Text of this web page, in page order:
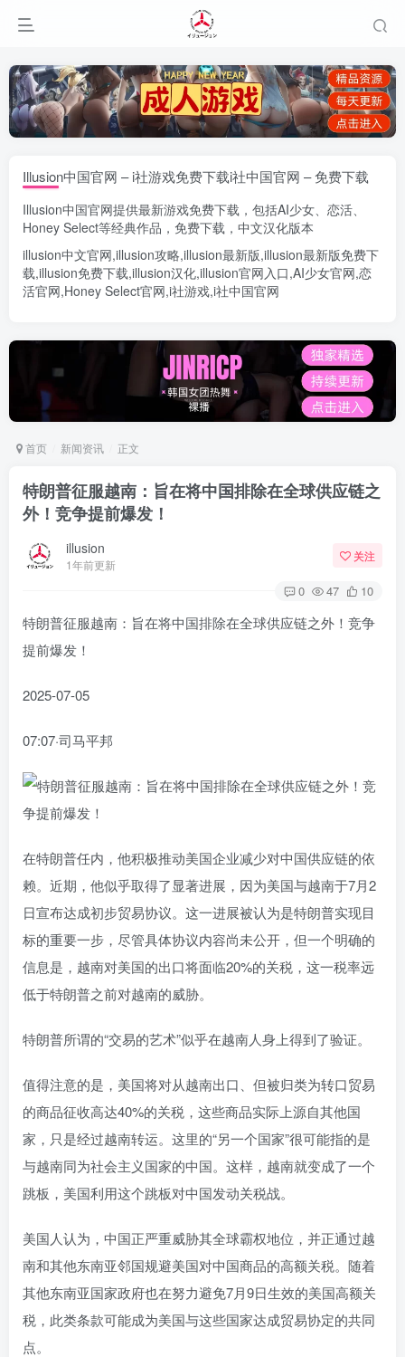
Illusion中国官网 – i社游戏免费下载i社中国官网 – 免费下载
Illusion中国官网提供最新游戏免费下载，包括AI少女、 恋活、
Honey Select等经典作品，免费下载，中文汉化版本
illusion中文官网,illusion攻略,illusion最新版,illusion最新版免费下
载,illusion免费下载,illusion汉化,illusion官网入口,AI少女官网,恋
活官网,Honey Select官网,i社游戏,i社中国官网
首页 新闻资讯 正文
特朗普征服越南：旨在将中国排除在全球供应链之
外！竞争提前爆发！
illusion
1年前更新
关注
0 47 10
特朗普征服越南：旨在将中国排除在全球供应链之外！竞争
提前爆发！
2025-07-05
07:07·司马平邦
在特朗普任内，他积极推动美国企业减少对中国供应链的依
赖。近期，他似乎取得了显著进展，因为美国与越南于7月2
日宣布达成初步贸易协议。这一进展被认为是特朗普实现目
标的重要一步，尽管具体协议内容尚未公开，但一个明确的
信息是，越南对美国的出口将面临20%的关税，这一税率远
低于特朗普之前对越南的威胁。
特朗普所谓的“交易的艺术”似乎在越南人身上得到了验证。
值得注意的是，美国将对从越南出口、但被归类为转口贸易
的商品征收高达40%的关税，这些商品实际上源自其他国
家，只是经过越南转运。这里的“另一个国家”很可能指的是
与越南同为社会主义国家的中国。这样，越南就变成了一个
跳板，美国利用这个跳板对中国发动关税战。
美国人认为，中国正严重威胁其全球霸权地位，并正通过越
南和其他东南亚邻国规避美国对中国商品的高额关税。随着
其他东南亚国家政府也在努力避免7月9日生效的美国高额关
税，此类条款可能成为美国与这些国家达成贸易协定的共同
点。